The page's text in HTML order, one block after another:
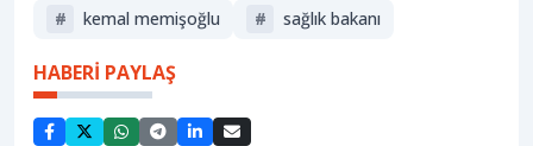
#
kemal memişoğlu # sağlık bakanı
HABERİ PAYLAŞ